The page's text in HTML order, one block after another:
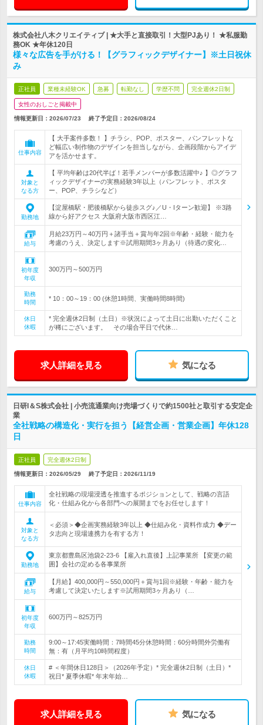
株式会社八木クリエイティブ | ★大手と直接取引！大型PJあり！ ★私服勤
務OK ★年休120日
様々な広告を手がける！【グラフィックデザイナー】※土日祝休
み
正社員 業種未経験OK 急募 転勤なし 学歴不問 完全週休2日制
女性のおしごと掲載中
情報更新日：2026/07/23 終了予定日： 2026/08/24
仕事内容
【 大手案件多数！ 】チラシ、POP、ポスター、パンフレットな
ど幅広い制作物のデザインを担当しながら、企画段階からアイデ
アを活かせます。
対象と
なる方
【 平均年齢は20代半ば！若手メンバーが多数活躍中♪ 】◎グラフ
ィックデザイナーの実務経験3年以上（パンフレット、ポスタ
ー、POP、チラシなど）
勤務地
【淀屋橋駅・肥後橋駅から徒歩スグ♪／U・Iターン歓迎】 ※3路
線から好アクセス 大阪府大阪市西区江…
給与
月給23万円～40万円＋諸手当＋賞与年2回※年齢・経験・能力を
考慮のうえ、決定します※試用期間3ヶ月あり（待遇の変化…
初年度
年収
300万円～500万円
勤務
時間
* 10：00～19：00 (休憩1時間、実働時間8時間)
休日
休暇
* 完全週休2日制（土日）※状況によって土日に出勤いただくこと
が稀にございます。 その場合平日で代休…
求人詳細を見る 気になる
日研I＆S株式会社 | 小売流通業向け売場づくりで約1500社と取引する安定企
業
全社戦略の構造化・実行を担う【経営企画・営業企画】年休128
日
正社員 完全週休2日制
情報更新日：2026/05/29 終了予定日： 2026/11/19
仕事内容
全社戦略の現場浸透を推進するポジションとして、戦略の言語
化・仕組み化から各部門への展開までをお任せします！
対象と
なる方
＜必須＞◆企画実務経験3年以上 ◆仕組み化・資料作成力 ◆デー
タ志向と現場連携力を有する方！
勤務地
東京都豊島区池袋2-23-6 【雇入れ直後】上記事業所 【変更の範
囲】会社の定める各事業所
給与
【月給】400,000円～550,000円＋賞与1回※経験・年齢・能力を
考慮して決定いたします※試用期間3ヶ月あり（…
初年度
年収
600万円～825万円
勤務
時間
9:00～17:45実働時間：7時間45分休憩時間：60分時間外労働有
無：有（月平均10時間程度）
休日
休暇
# ＜年間休日128日＞（2026年予定）* 完全週休2日制（土日）*
祝日* 夏季休暇* 年末年始…
求人詳細を見る 気になる